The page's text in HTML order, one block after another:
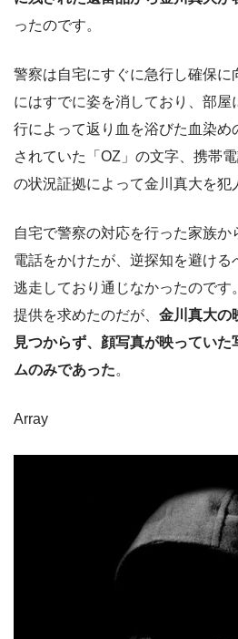
ったのです。
警察は自宅にすぐに急行し確保に
にはすでに姿を消しており、部
行によって返り血を浴びた血染め
されていた「OZ」の文字、携帯
の状況証拠によって金川真大を犯
自宅で警察の対応を行った家族か
電話をかけたが、逆探知を避け
逃走しており通じなかったのです
提供を求めたのだが、 金川真大の
見つからず、顔写真が映ってい
ムのみであった。
Array